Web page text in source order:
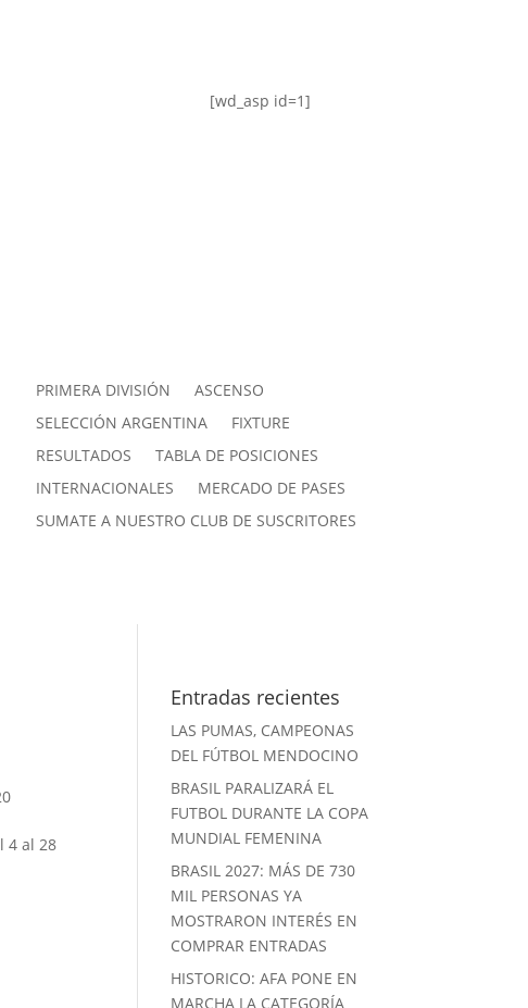
[wd_asp id=1]
PRIMERA DIVISIÓN
ASCENSO
SELECCIÓN ARGENTINA
FIXTURE
RESULTADOS
TABLA DE POSICIONES
INTERNACIONALES
MERCADO DE PASES
SUMATE A NUESTRO CLUB DE SUSCRITORES
4 al 28
Entradas recientes
LAS PUMAS, CAMPEONAS
DEL FÚTBOL MENDOCINO
BRASIL PARALIZARÁ EL
FUTBOL DURANTE LA COPA
MUNDIAL FEMENINA
BRASIL 2027: MÁS DE 730
MIL PERSONAS YA
MOSTRARON INTERÉS EN
COMPRAR ENTRADAS
HISTORICO: AFA PONE EN
MARCHA LA CATEGORÍA